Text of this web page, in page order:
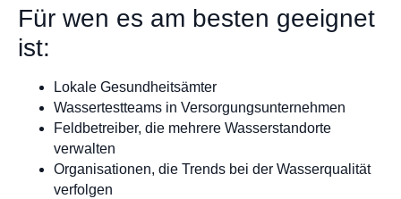
Für wen es am besten geeignet
ist:
Lokale Gesundheitsämter
Wassertestteams in Versorgungsunternehmen
Feldbetreiber, die mehrere Wasserstandorte
verwalten
Organisationen, die Trends bei der Wasserqualität
verfolgen